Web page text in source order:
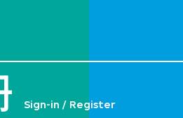
Sign-in / Register